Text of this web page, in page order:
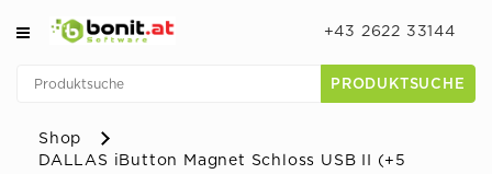
+43 2622 33144
PRODUKTSUCHE
Shop
DALLAS iButton Magnet Schloss USB II (+5